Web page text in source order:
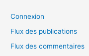
Connexion
Flux des publications
Flux des commentaires